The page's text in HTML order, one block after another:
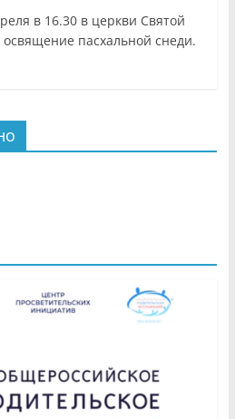
в 16.30 в церкви Святой
пасхальной снеди.